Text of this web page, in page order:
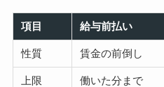
項目 給与前払い
性質 賃金の前倒し
上限 働いた分まで